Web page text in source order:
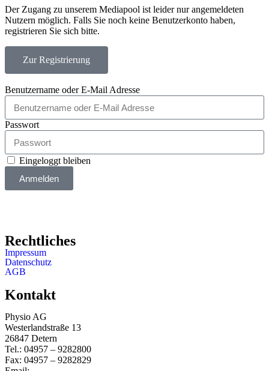
Der Zugang zu unserem Mediapool ist leider nur angemeldeten
Nutzern möglich. Falls Sie noch keine Benutzerkonto haben,
registrieren Sie sich bitte.
Zur Registrierung
Benutzername oder E-Mail Adresse
Passwort
Eingeloggt bleiben
Anmelden
Rechtliches
Impressum
Datenschutz
AGB
Kontakt
Physio AG
Westerlandstraße 13
26847 Detern
Tel.: 04957 – 9282800
Fax: 04957 – 9282829